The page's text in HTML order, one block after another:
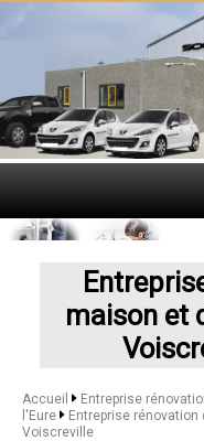
maison et
Accueil
Entreprise
l'Eure
Entreprise
Voiscreville